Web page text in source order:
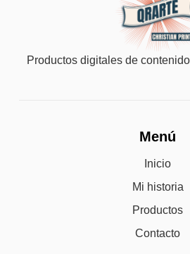
Productos digitales de
Menú
Inicio
Mi historia
Productos
Contacto